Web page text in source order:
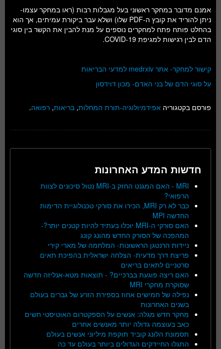
אמנם מדובר במחקר ראשוני בעל מגבלות רבות (ראו במחקר עצמו-
ניתן להוריד את קובץ ה-PDF שלו) ושלא עבר ביקורת עמיתים, אך הוא
בהחלט פותח פתח למחקרים נוספים על מנת להבין את הקשר בין סוגי
הדם לבין רגישות למגיפת COVID-19.
קישור למחקר- אתר medrxiv למדעי הבריאות
על סוגי הדם של בני האדם- מכון דוידסון
פורסם בקטגוריה אפידמיולוגיה-תורת המחלות, בריאות, רפואה.
חדשות המדע האחרונות
MRI - האם המגנט החזק ב-MRI נטול סיכונים לצוות
הרפואי?
כבר לא רק MRI, הכירו את סורקי טכנולוגיית הדימות
החדשה MPI
האם סורקי ה-MRI יוכלו בעתיד להיות קטנים יותר?-
המהפכה של הסורק החדש מהונג קונג
ניידות הרנטגן הראשונות- המלחמה של מארי קירי
פריצת דרך מדעית- הצלחה ישראלית בהפיכת תאים
סרטניים לתאים בריאים
האם ריצה פוגעת בברכיים? - תוצאות מטא-אנליזה חדשה
שסוקרת מחקרי MRI
נפילה של חמישים אחוז בספירת הזרע של גברים בעולם
בשנים האחרונות
מחקר חדש מגלה: אנשים על הספקטרום האוטיסטי חשים
כאב בעוצמה גדולה יותר מאנשים אחרים
תסמונת הלונג קוביד תוקפת מיליוני אנשים בעולם
התגלו החיידקים הגדולים ביותר בעולם עד כה